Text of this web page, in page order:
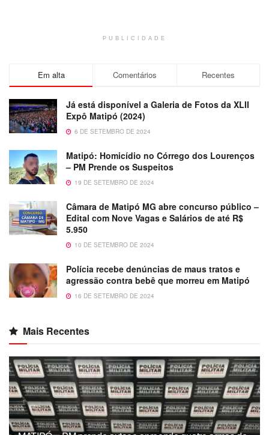
PUBLICIDADE
Em alta Comentários Recentes
Já está disponível a Galeria de Fotos da XLII
Expô Matipó (2024)
6 DE SETEMBRO DE 2024
Matipó: Homicídio no Córrego dos Lourenços
– PM Prende os Suspeitos
19 DE SETEMBRO DE 2024
Câmara de Matipó MG abre concurso público –
Edital com Nove Vagas e Salários de até R$
5.950
10 DE SETEMBRO DE 2024
Polícia recebe denúncias de maus tratos e
agressão contra bebê que morreu em Matipó
16 DE SETEMBRO DE 2024
Mais Recentes